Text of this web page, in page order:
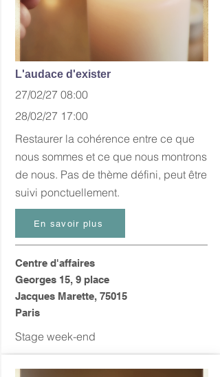
L'audace d'exister
27/02/27 08:00
28/02/27 17:00
Restaurer la cohérence entre ce que
nous sommes et ce que nous montrons
de nous. Pas de thème défini, peut être
suivi ponctuellement.
En savoir plus
Centre d'affaires
Georges 15, 9 place
Jacques Marette, 75015
Paris
Stage week-end